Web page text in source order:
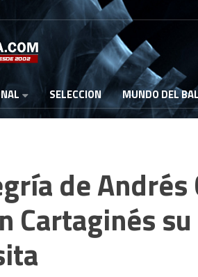
SELECCION MUNDO DEL
de
Cartaginés